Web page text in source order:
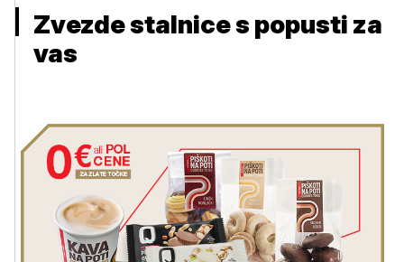
Zvezde stalnice s popusti za
vas